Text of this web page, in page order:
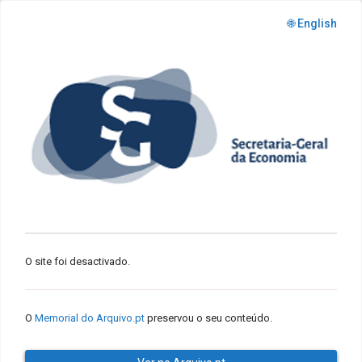
🌐 English
O site foi desactivado.
O Memorial do Arquivo.pt preservou o seu conteúdo.